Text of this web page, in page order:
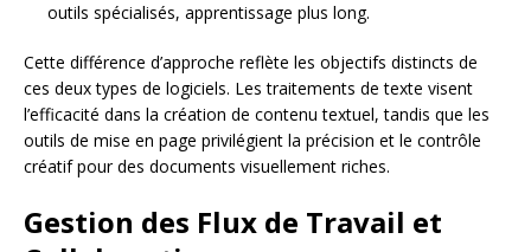
outils spécialisés, apprentissage plus long.
Cette différence d’approche reflète les objectifs distincts de
ces deux types de logiciels. Les traitements de texte visent
l’efficacité dans la création de contenu textuel, tandis que les
outils de mise en page privilégient la précision et le contrôle
créatif pour des documents visuellement riches.
Gestion des Flux de Travail et